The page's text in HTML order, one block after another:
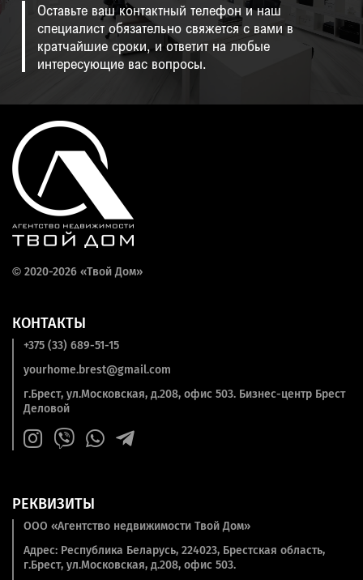
Оставьте ваш контактный телефон и наш
специалист обязательно свяжется с вами в
кратчайшие сроки, и ответит на любые
интересующие вас вопросы.
© 2020-2026 «Твой Дом»
КОНТАКТЫ
+375 (33) 689-51-15
yourhome.brest@gmail.com
г.Брест, ул.Московская, д.208, офис 503. Бизнес-центр Брест
Деловой
РЕКВИЗИТЫ
ООО «Агентство недвижимости Твой Дом»
Адрес: Республика Беларусь, 224023, Брестская область,
г.Брест, ул.Московская, д.208, офис 503.